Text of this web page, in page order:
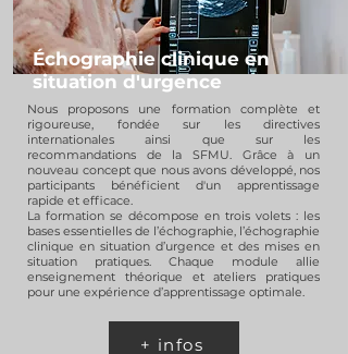
Nous proposons une formation complète et
rigoureuse, fondée sur les directives
internationales ainsi que sur les
recommandations de la SFMU. Grâce à un
nouveau concept que nous avons développé, nos
participants bénéficient d'un apprentissage
rapide et efficace.
La formation se décompose en trois volets : les
bases essentielles de l’échographie, l’échographie
clinique en situation d’urgence et des mises en
situation pratiques. Chaque module allie
enseignement théorique et ateliers pratiques
pour une expérience d’apprentissage optimale.​
+ infos
Échographie clinique en
situation d'urgence